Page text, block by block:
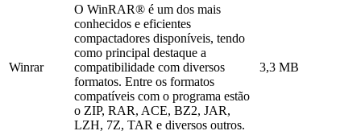
Winrar
O WinRAR® é um dos mais
conhecidos e eficientes
compactadores disponíveis, tendo
como principal destaque a
compatibilidade com diversos
formatos. Entre os formatos
compatíveis com o programa estão
o ZIP, RAR, ACE, BZ2, JAR,
LZH, 7Z, TAR e diversos outros.
3,3 MB